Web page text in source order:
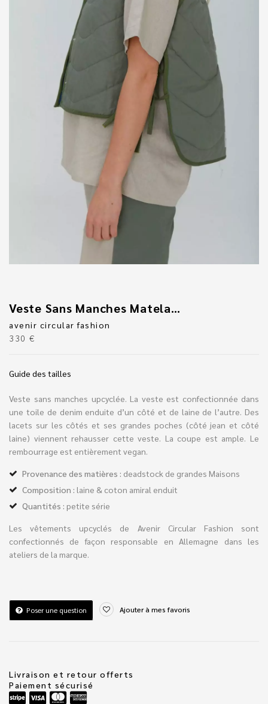
Veste Sans Manches Matelassée Réversible
avenir circular fashion
330 €
Guide des tailles
Veste sans manches upcyclée. La veste est confectionnée dans
une toile de denim enduite d’un côté et de laine de l’autre. Des
lacets sur les côtés et ses grandes poches (côté jean et côté
laine) viennent rehausser cette veste. La coupe est ample. Le
rembourrage est entièrement vegan.
Provenance des matières : deadstock de grandes Maisons
Composition : laine & coton amiral enduit
Quantités : petite série
Les vêtements upcyclés de Avenir Circular Fashion sont
confectionnés de façon responsable en Allemagne dans les
ateliers de la marque.
Poser une question Ajouter à mes favoris
Livraison et retour offerts
Paiement sécurisé